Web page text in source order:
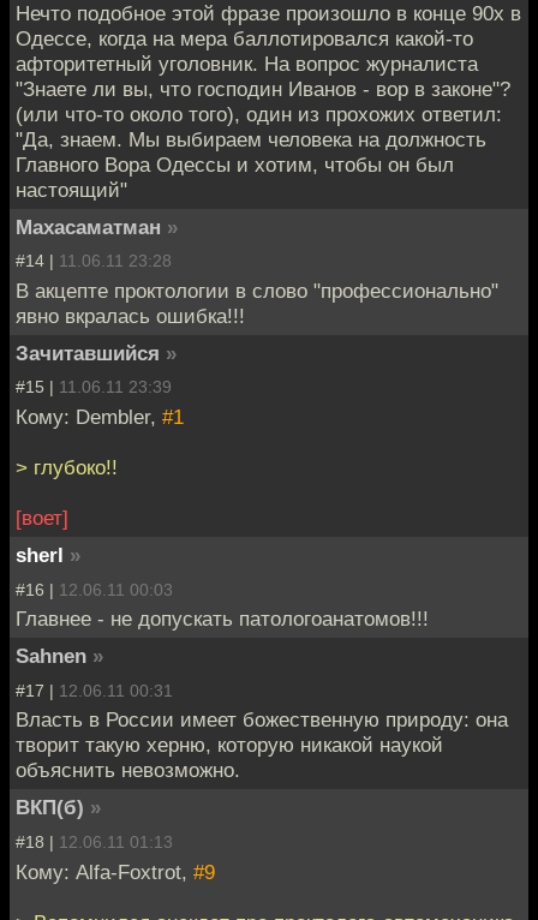
Нечто подобное этой фразе произошло в конце 90х в
Одессе, когда на мера баллотировался какой-то
афторитетный уголовник. На вопрос журналиста
"Знаете ли вы, что господин Иванов - вор в законе"?
(или что-то около того), один из прохожих ответил:
"Да, знаем. Мы выбираем человека на должность
Главного Вора Одессы и хотим, чтобы он был
настоящий"
Махасаматман »
#14 | 11.06.11 23:28
В акцепте проктологии в слово "профессионально"
явно вкралась ошибка!!!
Зачитавшийся »
#15 | 11.06.11 23:39
Кому: Dembler, #1
> глубоко!!
[воет]
sherl »
#16 | 12.06.11 00:03
Главнее - не допускать патологоанатомов!!!
Sahnen »
#17 | 12.06.11 00:31
Власть в России имеет божественную природу: она
творит такую херню, которую никакой наукой
объяснить невозможно.
ВКП(б) »
#18 | 12.06.11 01:13
Кому: Alfa-Foxtrot, #9